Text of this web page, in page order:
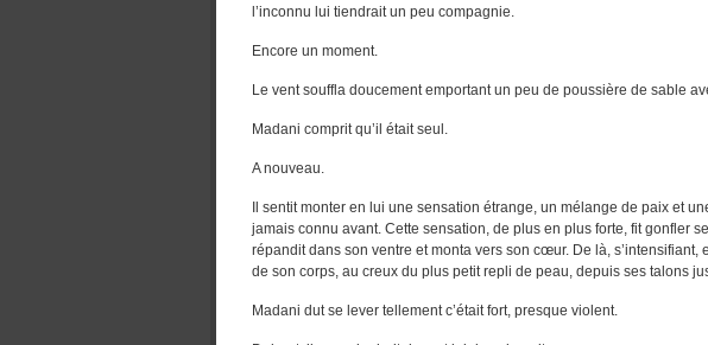
l’inconnu lui tiendrait un peu compagnie.
Encore un moment.
Le vent souffla doucement emportant un peu de poussière de sable
Madani comprit qu’il était seul.
A nouveau.
Il sentit monter en lui une sensation étrange, un mélange de paix et
jamais connu avant. Cette sensation, de plus en plus forte, fit gonfler
répandit dans son ventre et monta vers son cœur. De là, s’intensifiant,
de son corps, au creux du plus petit repli de peau, depuis ses talons
Madani dut se lever tellement c’était fort, presque violent.